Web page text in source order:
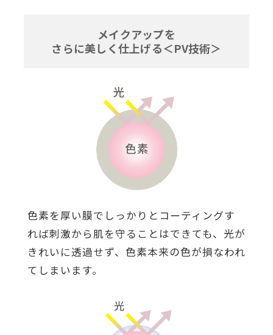
メイクアップを
さらに美しく仕上げる＜PV技術＞
色素を厚い膜でしっかりとコーティングす
れば刺激から肌を守ることはできても、光が
きれいに透過せず、色素本来の色が損なわれ
てしまいます。